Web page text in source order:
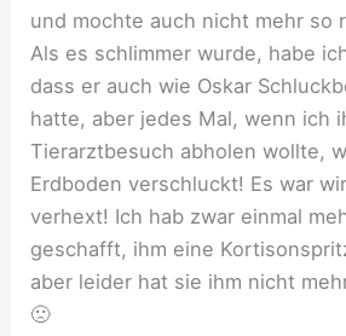
und mochte auch nicht mehr so
Als es schlimmer wurde, habe
dass er auch wie Oskar
hatte, aber jedes Mal, wenn ich
Tierarztbesuch abholen wollte,
Erdboden verschluckt! Es war
verhext! Ich hab zwar einmal
geschafft, ihm eine
aber leider hat sie ihm nicht
🙁